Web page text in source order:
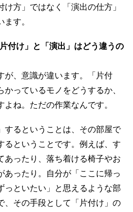
方」ではなく「演出の仕方」
す。
け」と「演出」はどう違うの
が、意識が違います。「片付
っているモノをどうするか、
よね。ただの作業なんです。
するということは、その部屋で
るということです。例えば、す
あったり、落ち着ける椅子やお
あったり。自分が「ここに帰っ
っといたい」と思えるような部
、その手段として「片付け」の